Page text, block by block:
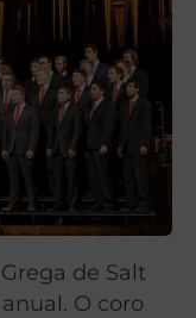
de Salt
O coro